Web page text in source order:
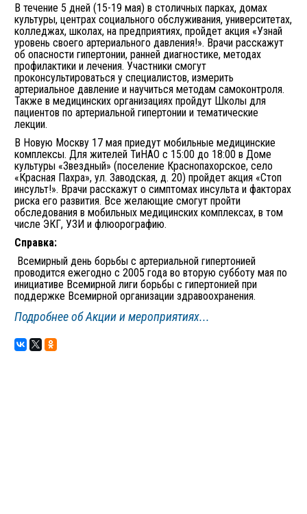
В течение 5 дней (15-19 мая) в столичных парках, домах
культуры, центрах социального обслуживания, университетах,
колледжах, школах, на предприятиях, пройдет акция «Узнай
уровень своего артериального давления!». Врачи расскажут
об опасности гипертонии, ранней диагностике, методах
профилактики и лечения. Участники смогут
проконсультироваться у специалистов, измерить
артериальное давление и научиться методам самоконтроля.
Также в медицинских организациях пройдут Школы для
пациентов по артериальной гипертонии и тематические
лекции.
В Новую Москву 17 мая приедут мобильные медицинские
комплексы. Для жителей ТиНАО с 15:00 до 18:00 в Доме
культуры «Звездный» (поселение Краснопахорское, село
«Красная Пахра», ул. Заводская, д. 20) пройдет акция «Стоп
инсульт!». Врачи расскажут о симптомах инсульта и факторах
риска его развития. Все желающие смогут пройти
обследования в мобильных медицинских комплексах, в том
числе ЭКГ, УЗИ и флюорографию.
Справка:
Всемирный день борьбы с артериальной гипертонией
проводится ежегодно с 2005 года во вторую субботу мая по
инициативе Всемирной лиги борьбы с гипертонией при
поддержке Всемирной организации здравоохранения.
Подробнее об Акции и мероприятиях...